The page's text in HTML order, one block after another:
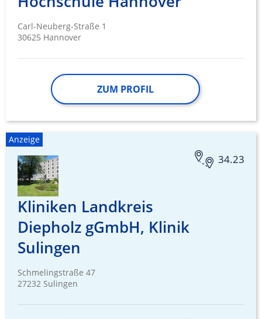
Carl-Neuberg-Straße 1
30625 Hannover
ZUM PROFIL
Anzeige
34.23
Kliniken Landkreis
Diepholz gGmbH, Klinik
Sulingen
Schmelingstraße 47
27232 Sulingen